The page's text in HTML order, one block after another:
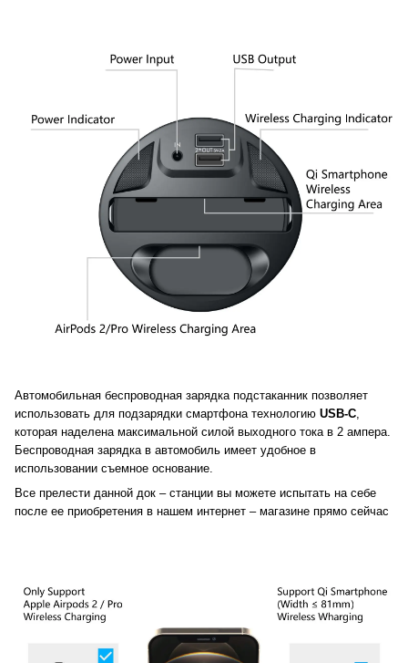
Автомобильная беспроводная зарядка подстаканник позволяет
использовать для подзарядки смартфона технологию USB-C,
которая наделена максимальной силой выходного тока в 2 ампера.
Беспроводная зарядка в автомобиль имеет удобное в
использовании съемное основание.
Все прелести данной док – станции вы можете испытать на себе
после ее приобретения в нашем интернет – магазине прямо сейчас